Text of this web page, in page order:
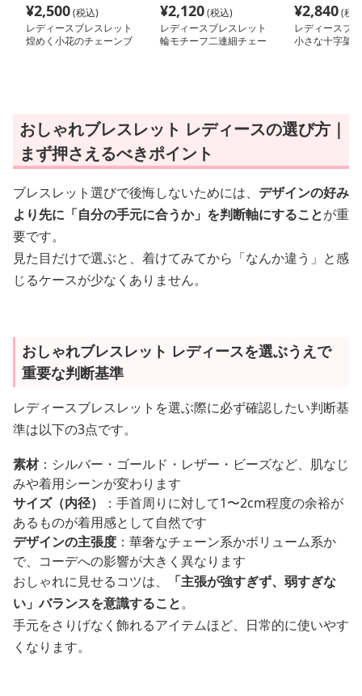
¥2,500(税込)
レディースブレスレット
煌めく小花のチェーンブ
¥2,120(税込)
レディースブレスレット
輪モチーフ二連細チェー
¥2,840(税
レディースブ
小さな十字架
おしゃれブレスレット レディースの選び方｜
まず押さえるべきポイント
ブレスレット選びで後悔しないためには、 デザインの好み
より先に「自分の手元に合うか」を判断軸にすることが重
要です。
見た目だけで選ぶと、着けてみてから「なんか違う」と感
じるケースが少なくありません。
おしゃれブレスレット レディースを選ぶうえで
重要な判断基準
レディースブレスレットを選ぶ際に必ず確認したい判断基
準は以下の3点です。
素材：シルバー・ゴールド・レザー・ビーズなど、肌なじ
みや着用シーンが変わります
サイズ（内径）
：手首周りに対して1〜2cm程度の余裕が
あるものが着用感として自然です
デザインの主張度 ：華奢なチェーン系かボリューム系か
で、コーデへの影響が大きく異なります
おしゃれに見せるコツは、
「主張が強すぎず、弱すぎな
い」バランスを意識すること。
手元をさりげなく飾れるアイテムほど、日常的に使いやす
くなります。